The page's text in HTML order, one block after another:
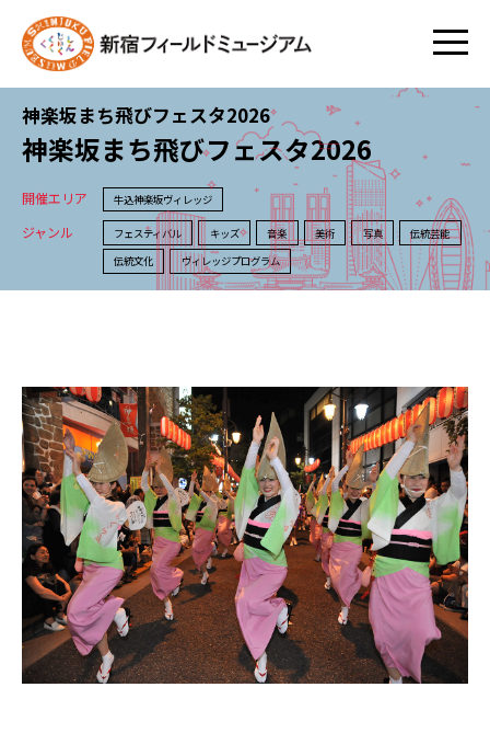
神楽坂まち飛びフェスタ2026
神楽坂まち飛びフェスタ2026
開催エリア 牛込神楽坂ヴィレッジ
ジャンル フェスティバル キッズ 音楽 美術 写真
伝統芸能
伝統文化
ヴィレッジプログラム